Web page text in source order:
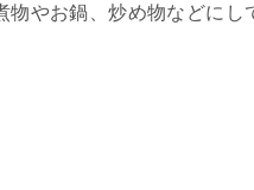
物やお鍋、炒め物などにし